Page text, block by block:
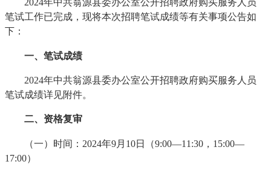
笔试工作已完成，现将本次招聘笔试成绩等有关事项公告如
下：
一、笔试成绩
2024年中共翁源县委办公室公开招聘政府购买服务人员
笔试成绩详见附件。
二、资格复审
（一）时间：2024年9月10日（9:00—11:30，15:00—
17:00）